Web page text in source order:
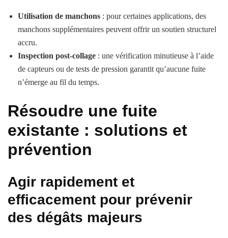
Utilisation de manchons : pour certaines applications, des
manchons supplémentaires peuvent offrir un soutien structurel
accru.
Inspection post-collage : une vérification minutieuse à l’aide
de capteurs ou de tests de pression garantit qu’aucune fuite
n’émerge au fil du temps.
Résoudre une fuite
existante : solutions et
prévention
Agir rapidement et
efficacement pour prévenir
des dégâts majeurs